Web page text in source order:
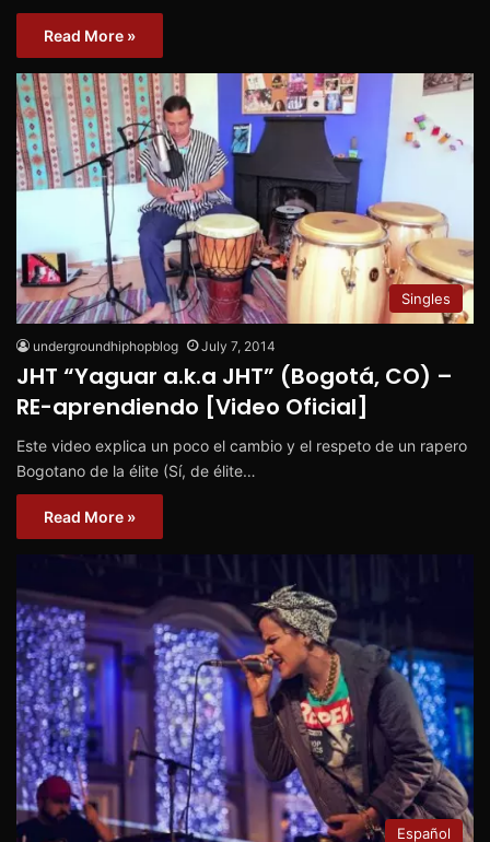
Read More »
Singles
undergroundhiphopblog July 7, 2014
JHT “Yaguar a.k.a JHT” (Bogotá, CO) –
RE-aprendiendo [Video Oficial]
Este video explica un poco el cambio y el respeto de un rapero
Bogotano de la élite (Sí, de élite…
Read More »
Español